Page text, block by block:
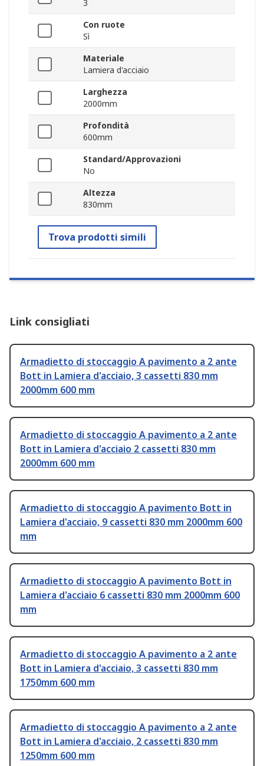
3
Con ruote
Sì
Materiale
Lamiera d'acciaio
Larghezza
2000mm
Profondità
600mm
Standard/Approvazioni
No
Altezza
830mm
Trova prodotti simili
Link consigliati
Armadietto di stoccaggio A pavimento a 2 ante
Bott in Lamiera d'acciaio, 3 cassetti 830 mm
2000mm 600 mm
Armadietto di stoccaggio A pavimento a 2 ante
Bott in Lamiera d'acciaio 2 cassetti 830 mm
2000mm 600 mm
Armadietto di stoccaggio A pavimento Bott in
Lamiera d'acciaio, 9 cassetti 830 mm 2000mm 600
mm
Armadietto di stoccaggio A pavimento Bott in
Lamiera d'acciaio 6 cassetti 830 mm 2000mm 600
mm
Armadietto di stoccaggio A pavimento a 2 ante
Bott in Lamiera d'acciaio, 3 cassetti 830 mm
1750mm 600 mm
Armadietto di stoccaggio A pavimento a 2 ante
Bott in Lamiera d'acciaio, 2 cassetti 830 mm
1250mm 600 mm